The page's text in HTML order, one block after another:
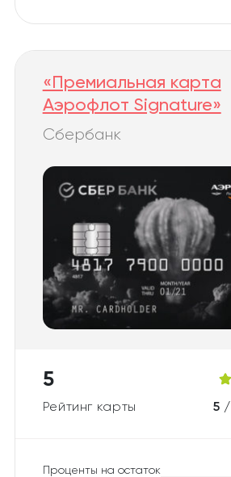
«Премиальная карта
Аэрофлот Signature»
Сбербанк
5
Рейтинг карты 5 /
Проценты на остаток